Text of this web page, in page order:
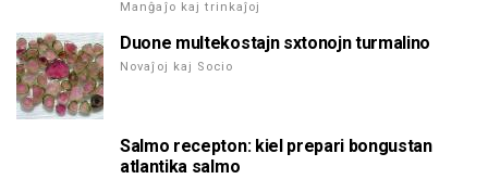
Manĝaĵo kaj trinkaĵoj
Duone multekostajn sxtonojn turmalino
Novaĵoj kaj Socio
Salmo recepton: kiel prepari bongustan
atlantika salmo